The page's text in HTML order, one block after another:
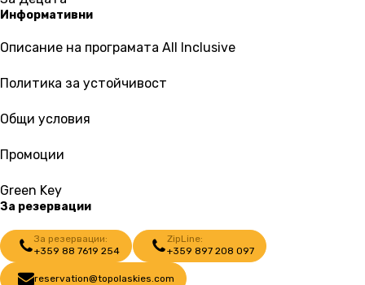
Информативни
Описание на програмата All Inclusive
Политика за устойчивост
Общи условия
Промоции
Green Key
За резервации
За резервации:
+359 88 7619 254
ZipLine:
+359 897 208 097
reservation@topolaskies.com